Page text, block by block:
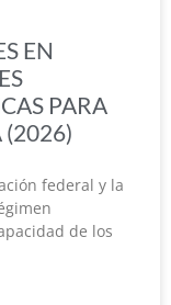
EN
PARA
(2026)
federal y la
de los